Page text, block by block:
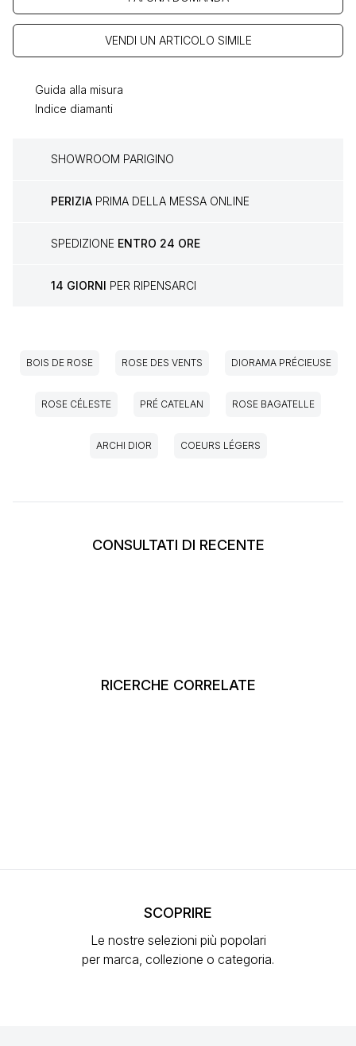
VENDI UN ARTICOLO SIMILE
Guida alla misura
Indice diamanti
SHOWROOM PARIGINO
PERIZIA PRIMA DELLA MESSA ONLINE
SPEDIZIONE ENTRO 24 ORE
14 GIORNI PER RIPENSARCI
BOIS DE ROSE ROSE DES VENTS DIORAMA PRÉCIEUSE
ROSE CÉLESTE PRÉ CATELAN ROSE BAGATELLE
ARCHI DIOR COEURS LÉGERS
CONSULTATI DI RECENTE
RICERCHE CORRELATE
SCOPRIRE
Le nostre selezioni più popolari
per marca, collezione o categoria.